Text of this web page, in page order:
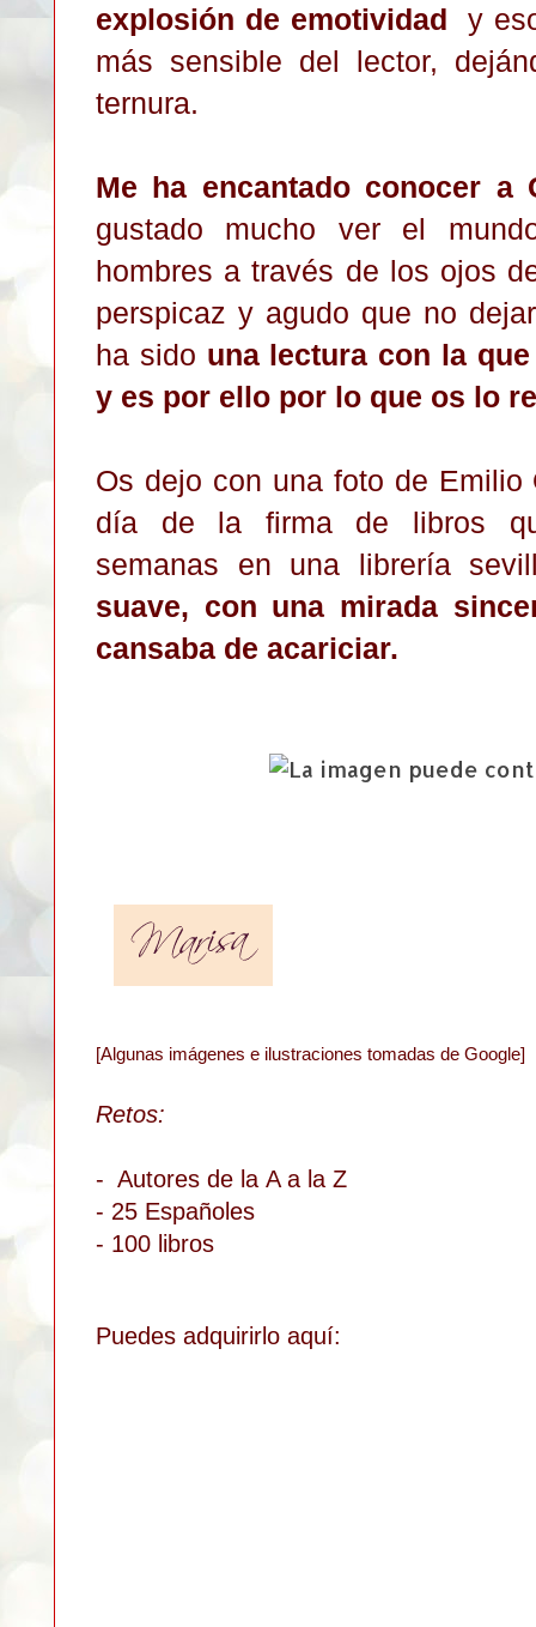
explosión de emotividad y
más sensible del lector,
ternura.
Me ha encantado conocer a
gustado mucho ver el
hombres a través de los ojos
perspicaz y agudo que no
ha sido una lectura con la
y es por ello por lo que os lo
Os dejo con una foto de
día de la firma de libros
semanas en una librería
suave, con una mirada
cansaba de acariciar.
[Algunas imágenes e ilustraciones tomadas de Google]
Retos:
- Autores de la A a la Z
- 25 Españoles
- 100 libros
Puedes adquirirlo aquí: